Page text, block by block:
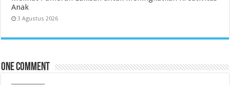
Anak
3 Agustus 2026
One comment